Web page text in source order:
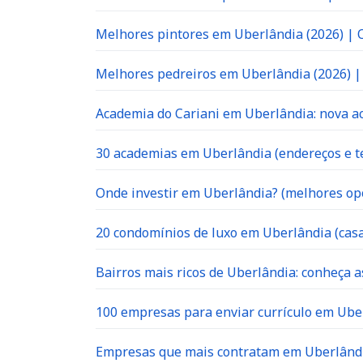
Melhores pintores em Uberlândia (2026) |
Melhores pedreiros em Uberlândia (2026)
Academia do Cariani em Uberlândia: nova
30 academias em Uberlândia (endereços
Onde investir em Uberlândia? (melhores
20 condomínios de luxo em Uberlândia
Bairros mais ricos de Uberlândia: conheça
100 empresas para enviar currículo em
Empresas que mais contratam em